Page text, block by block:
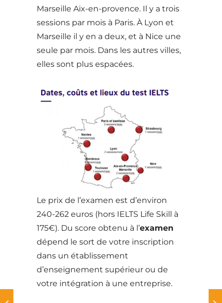
Marseille Aix-en-provence. Il y a trois
sessions par mois à Paris. À Lyon et
Marseille il y en a deux, et à Nice une
seule par mois. Dans les autres villes,
elles sont plus espacées.
Le prix de l’examen est d’environ
240-262 euros (hors IELTS Life Skill à
175€). Du score obtenu à l’examen
dépend le sort de votre inscription
dans un établissement
d’enseignement supérieur ou de
votre intégration à une entreprise.